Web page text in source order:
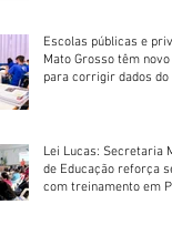
Escolas públicas e
Mato Grosso têm
para corrigir dados do
Lei Lucas: Secretaria
de Educação reforça
com treinamento em